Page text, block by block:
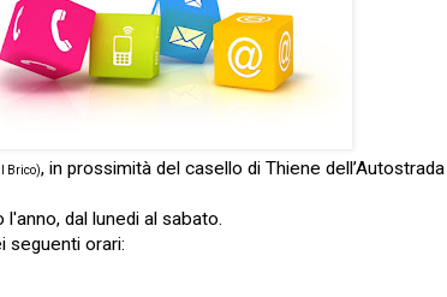
Brico), in prossimità del casello di Thiene
dal lunedi al sabato.
seguenti orari: